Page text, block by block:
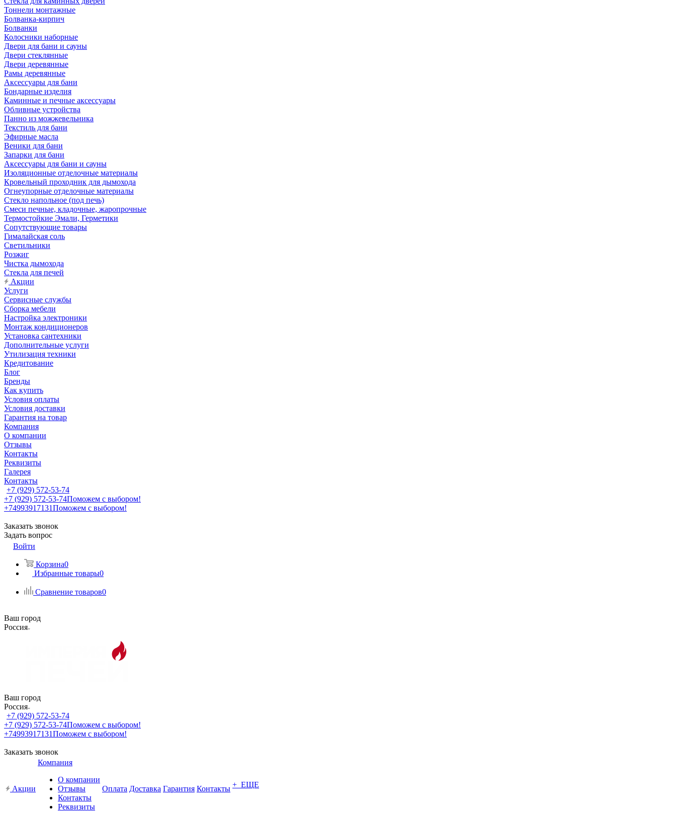
Тоннели монтажные
Болванка-кирпич
Болванки
Колосники наборные
Двери для бани и сауны
Двери стеклянные
Двери деревянные
Рамы деревянные
Аксессуары для бани
Бондарные изделия
Каминные и печные аксессуары
Обливные устройства
Панно из можжевельника
Текстиль для бани
Эфирные масла
Веники для бани
Запарки для бани
Аксессуары для бани и сауны
Изоляционные отделочные материалы
Кровельный проходник для дымохода
Огнеупорные отделочные материалы
Стекло напольное (под печь)
Смеси печные, кладочные, жаропрочные
Термостойкие Эмали, Герметики
Сопутствующие товары
Гималайская соль
Светильники
Розжиг
Чистка дымохода
Стекла для печей
Акции
Услуги
Сервисные службы
Сборка мебели
Настройка электроники
Монтаж кондиционеров
Установка сантехники
Дополнительные услуги
Утилизация техники
Кредитование
Блог
Бренды
Как купить
Условия оплаты
Условия доставки
Гарантия на товар
Компания
О компании
Отзывы
Контакты
Реквизиты
Галерея
Контакты
+7 (929) 572-53-74
+7 (929) 572-53-74Поможем с выбором!
+74993917131Поможем с выбором!
Заказать звонок
Задать вопрос
Войти
Корзина0
Избранные товары0
Сравнение товаров0
Ваш город
Россия
Ваш город
Россия
+7 (929) 572-53-74
+7 (929) 572-53-74Поможем с выбором!
+74993917131Поможем с выбором!
Заказать звонок
Акции
Компания
О компании
Отзывы
Контакты
Реквизиты
Оплата Доставка Гарантия Контакты + ЕЩЕ